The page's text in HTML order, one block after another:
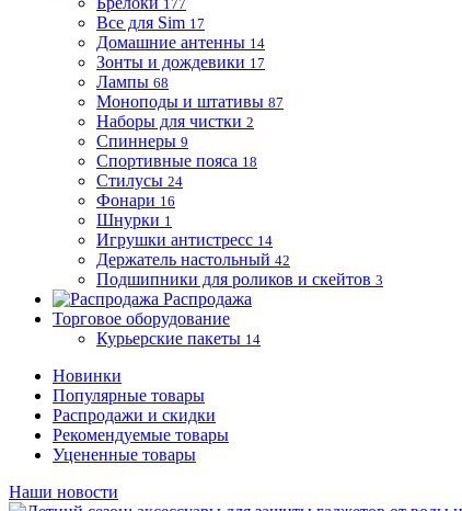
177
Все для Sim 17
Домашние антенны 14
Зонты и дождевики 17
Лампы 68
Моноподы и штативы 87
Наборы для чистки 2
Спиннеры 9
Спортивные пояса 18
Стилусы 24
Фонари 16
Шнурки 1
Игрушки антистресс 14
Держатель настольный 42
Подшипники для роликов и скейтов 3
Распродажа
Торговое оборудование
Курьерские пакеты 14
Новинки
Популярные товары
Распродажи и скидки
Рекомендуемые товары
Уцененные товары
Наши новости